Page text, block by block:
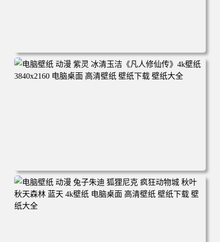
电脑壁纸 动漫 凡人修仙传 韩立 结婴 4k壁纸 3840x2160 电
脑桌面 高清壁纸 壁纸下载 壁纸大全
电脑壁纸 动漫 紫灵 冰清玉洁《凡人修仙传》4k壁纸 3840x2
160 电脑桌面 高清壁纸 壁纸下载 壁纸大全